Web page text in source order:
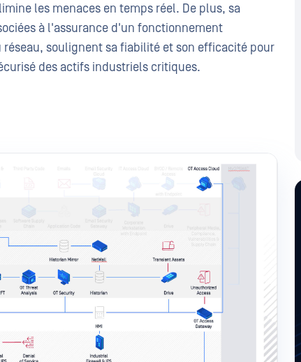
les menaces en temps réel. De plus, sa
à l'assurance d'un fonctionnement
soulignent sa fiabilité et son efficacité pour
des actifs industriels critiques.